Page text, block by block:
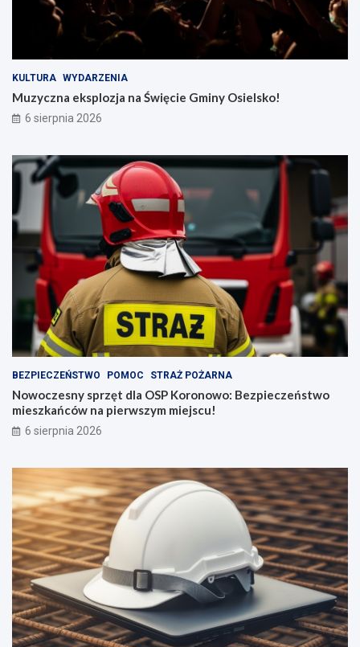
KULTURA WYDARZENIA
Muzyczna eksplozja na Święcie Gminy Osielsko!
6 sierpnia 2026
BEZPIECZEŃSTWO POMOC STRAŻ POŻARNA
Nowoczesny sprzęt dla OSP Koronowo: Bezpieczeństwo
mieszkańców na pierwszym miejscu!
6 sierpnia 2026